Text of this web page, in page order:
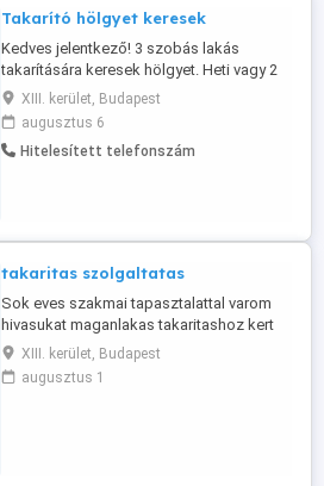
Takarító hölgyet keresek
Kedves jelentkező! 3 szobás lakás
takarítására keresek hölgyet. Heti vagy 2
hetente rendet tenné a lakást. Fontos
hogy tudd 2 pasi él itt! Én is meg a
kollégám is rendszerető ,de azért egy
hölgy rendbe tudja vágni jobban! Annyi a
XIII. kerület, Budapest
augusztus 6
Hitelesített telefonszám
takaritas szolgaltatas
Sok eves szakmai tapasztalattal varom
hivasukat maganlakas takaritashoz kert
stb 06308349277
XIII. kerület, Budapest
augusztus 1